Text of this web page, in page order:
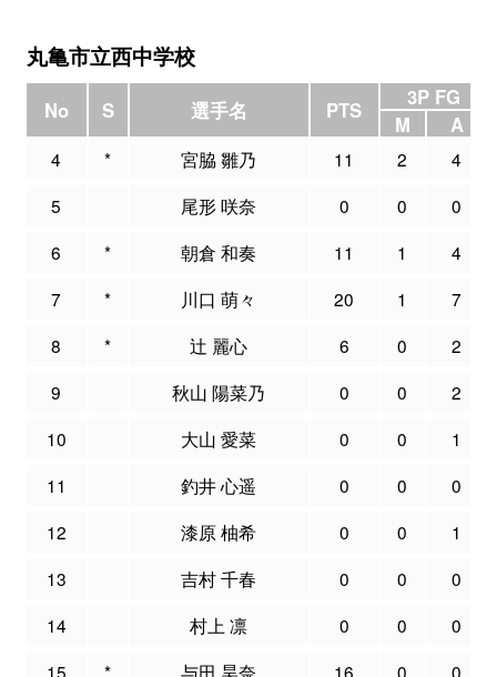
丸亀市立西中学校
No S 選手名 PTS
3P FG
M
A
4 * 宮脇 雛乃 11 2
4
5
尾形 咲奈 0 0
0
6
* 朝倉 和奏 11 1
4
7
* 川口 萌々 20 1
7
8
* 辻 麗心 6 0
2
9
秋山 陽菜乃 0 0
2
10
大山 愛菜 0 0
1
11
釣井 心遥 0 0
0
12
漆原 柚希 0 0
1
13
吉村 千春 0 0
0
14
村上 凛 0 0
0
15
* 与田 昊奈 16 0 0